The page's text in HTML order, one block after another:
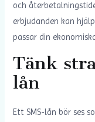
och
erbjudanden kan
passar din
Tänk
lån
Ett SMS-lån bör ses